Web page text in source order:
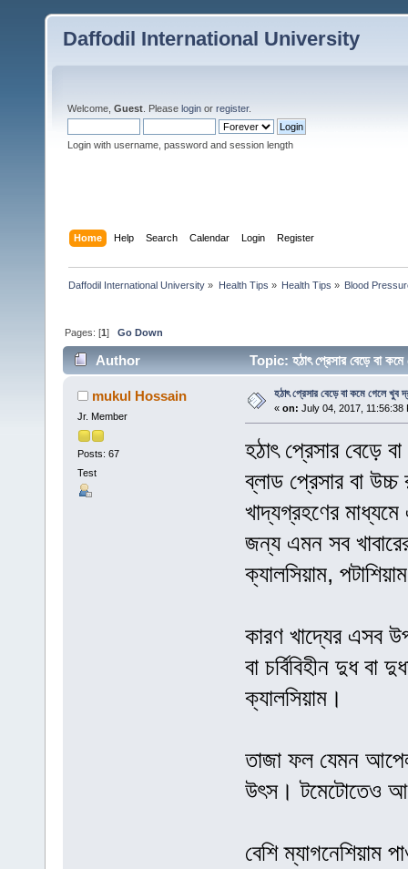
Daffodil International University
Welcome, Guest . Please login or register.
Login with username, password and session length
Home Help Search Calendar Login Register
Daffodil International University » Health Tips » Health Tips » Blood
Pages: [1]Go Down
Author Topic: হঠাৎ প্রেসার বেড়ে বা
mukul Hossain
Jr. Member
Posts: 67
Test
হঠাৎ প্রেসার বেড়ে বা কমে গেলে খুব
« on: July 04, 2017, 11:56:38
হঠাৎ প্রেসার বেড়ে
ব্লাড প্রেসার বা
খাদ্যগ্রহণের
জন্য এমন সব
ক্যালসিয়াম,
কারণ খাদ্যের এসব
বা চর্বিবিহীন দুধ বা
ক্যালসিয়াম।
তাজা ফল যেমন
উৎস। টমেটোতেও
বেশি ম্যাগনেশিয়াম